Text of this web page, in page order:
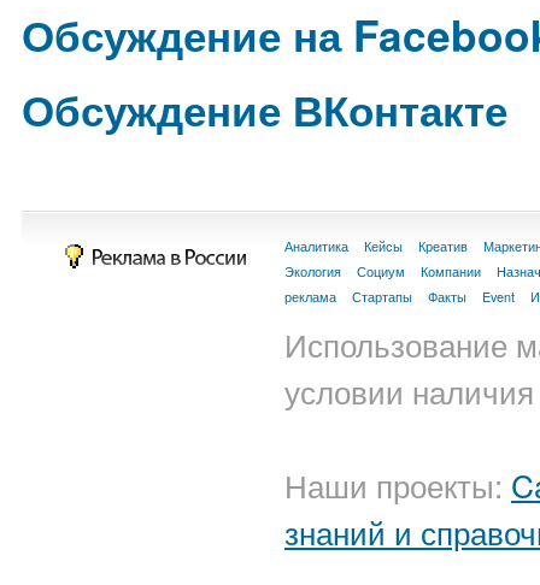
Обсуждение на
Обсуждение ВКонтакте
Аналитика Кейсы Креатив
Экология
Социум Компании
реклама
Стартапы Факты Event
Использование
условии
Наши проекты:
знаний и